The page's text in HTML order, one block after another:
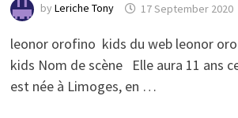
by Leriche Tony 17 September 2020
leonor orofino kids du web leonor
kids Nom de scène Elle aura 11 ans
est née à Limoges, en …